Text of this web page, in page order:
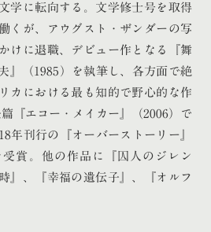
学に転向する。文学修士号を取得
くが、アウグスト・ザンダーの写
けに退職、デビュー作となる『舞
』（1985）を執筆し、各方面で絶
カにおける最も知的で野心的な作
『エコー・メイカー』（2006）で
年刊行の『オーバーストーリー』
賞。他の作品に『囚人のジレン
』、『幸福の遺伝子』、『オルフ